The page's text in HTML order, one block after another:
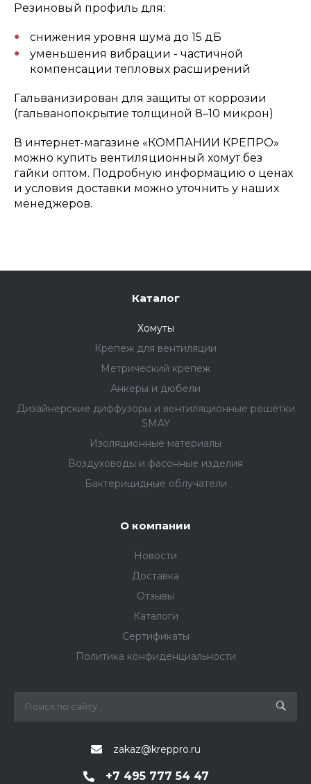
Резиновый профиль для:
снижения уровня шума до 15 дБ
уменьшения вибрации - частичной
компенсации тепловых расширений
Гальванизирован для защиты от коррозии
(гальванопокрытие толщиной 8–10 микрон)
В интернет-магазине «КОМПАНИИ КРЕПРО»
можно купить вентиляционный хомут без
гайки оптом. Подробную информацию о ценах
и условия доставки можно уточнить у наших
менеджеров.
Каталог
Хомуты
Крепеж для вентиляции
Метрический крепеж
Анкеры и дюбели
Дизайнерские диффузоры и вентиляционные решётки
SMAY
Изоляционные материалы
Воздуховоды и фасонные изделия
Бактерицидные облучатели
О компании
Новости
Доставка
Отзывы
Каталоги
Сертификаты
Политика конфиденциальности
zakaz@kreppro.ru
+7 495 777 54 47